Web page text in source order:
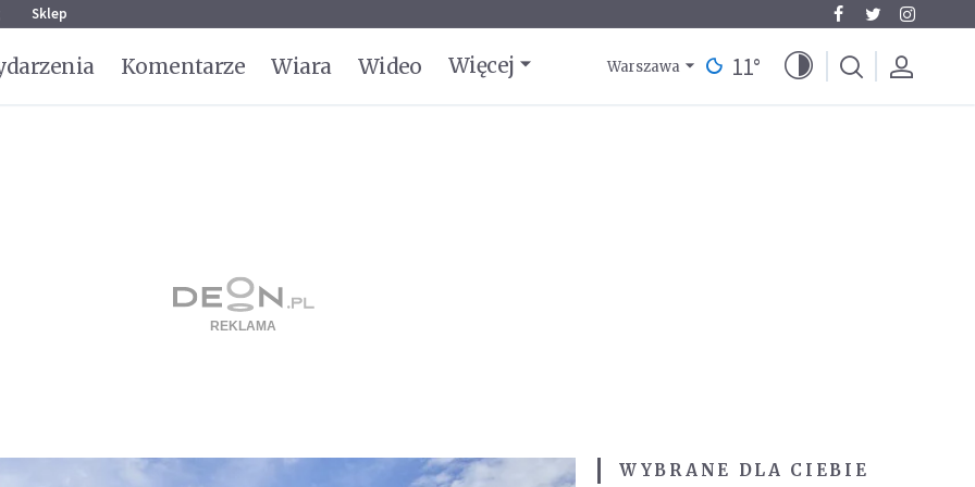
Sklep
Komentarze Wiara Wideo Więcej Warszawa 11°
WYBRANE DLA CIEBIE